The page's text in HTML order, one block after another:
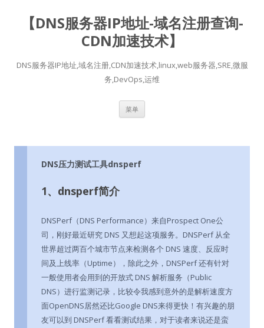
【DNS服务器IP地址-域名注册查询-
CDN加速技术】
DNS服务器IP地址,域名注册,CDN加速技术,linux,web服务器,SRE,微服
务,DevOps,运维
菜单
DNS压力测试工具dnsperf
1、dnsperf简介
DNSPerf（DNS Performance）来自Prospect One公
司，刚好最近研究 DNS 又想起这项服务。DNSPerf 从全
世界超过两百个城市节点来检测各个 DNS 速度、反应时
间及上线率（Uptime），除此之外，DNSPerf 还有针对
一般使用者会用到的开放式 DNS 解析服务（Public
DNS）进行监测记录，比较令我感到意外的是解析速度方
面OpenDNS居然还比Google DNS来得更快！有兴趣的朋
友可以到 DNSPerf 看看测试结果，对于读者来说还是蛮